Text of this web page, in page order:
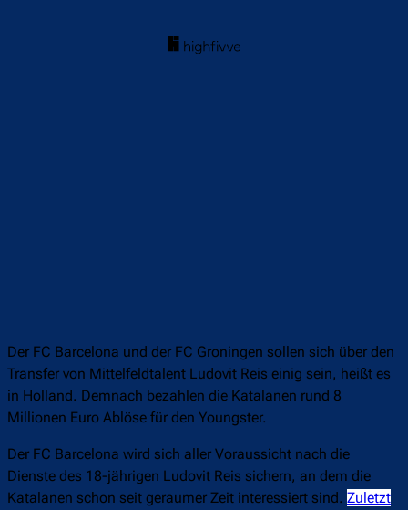
Der FC Barcelona und der FC Groningen sollen sich über den
Transfer von Mittelfeldtalent Ludovit Reis einig sein, heißt es
in Holland. Demnach bezahlen die Katalanen rund 8
Millionen Euro Ablöse für den Youngster.
Der FC Barcelona wird sich aller Voraussicht nach die
Dienste des 18-jährigen Ludovit Reis sichern, an dem die
Katalanen schon seit geraumer Zeit interessiert sind. Zuletzt